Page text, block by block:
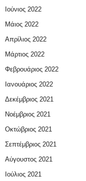
Ιούνιος 2022
Μάιος 2022
Απρίλιος 2022
Μάρτιος 2022
Φεβρουάριος 2022
Ιανουάριος 2022
Δεκέμβριος 2021
Νοέμβριος 2021
Οκτώβριος 2021
Σεπτέμβριος 2021
Αύγουστος 2021
Ιούλιος 2021